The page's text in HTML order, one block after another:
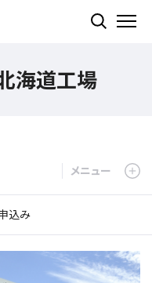
検索する
海道工場
込み